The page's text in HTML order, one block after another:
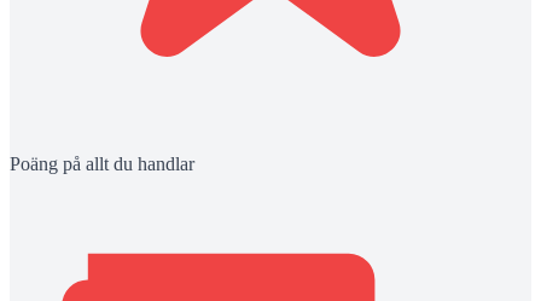
Poäng på allt du handlar